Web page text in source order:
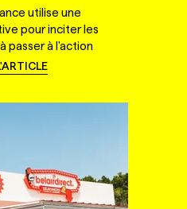
utilise une
pour inciter les
passer à l'action